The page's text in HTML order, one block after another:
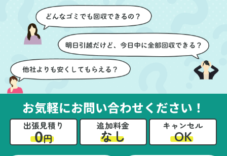
お気軽にお問い合わせください！
出張見積り
0円
追加料金
なし
キャンセル
OK